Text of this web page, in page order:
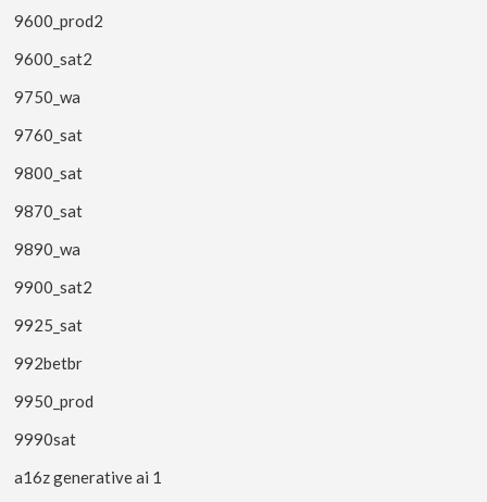
9600_prod2
9600_sat2
9750_wa
9760_sat
9800_sat
9870_sat
9890_wa
9900_sat2
9925_sat
992betbr
9950_prod
9990sat
a16z generative ai 1